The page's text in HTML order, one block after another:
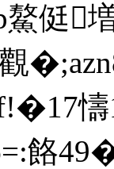
侹
懤
餎